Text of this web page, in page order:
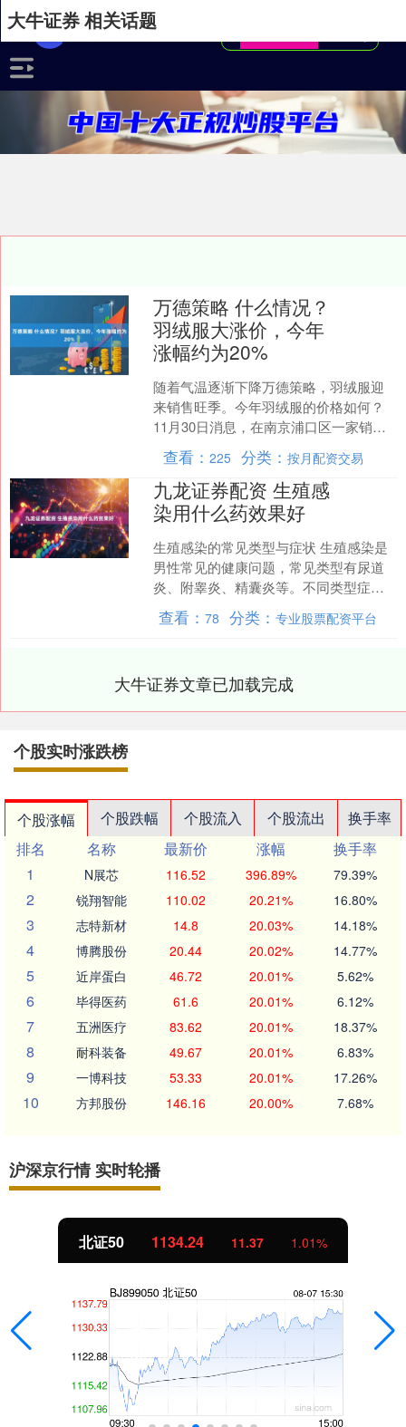
大牛证券 相关话题
万德策略 什么情况？
羽绒服大涨价，今年
涨幅约为20%
随着气温逐渐下降万德策略，羽绒服迎
来销售旺季。今年羽绒服的价格如何？
11月30日消息，在南京浦口区一家销售
羽绒服的门店，记者看到，白鸭绒绒子
含量90%的短款羽....
查看：225 分类：按月配资交易
九龙证券配资 生殖感
染用什么药效果好
生殖感染的常见类型与症状 生殖感染是
男性常见的健康问题，常见类型有尿道
炎、附睾炎、精囊炎等。不同类型症状
有别九龙证券配资，尿道炎可能出现尿
频、尿急、尿痛；附睾炎....
查看：78 分类：专业股票配资平台
大牛证券文章已加载完成
个股实时涨跌榜
个股涨幅 个股跌幅 个股流入 个股流出
换手率
排名
名称 最新价 涨幅
换手率
1
N展芯 116.52 396.89% 79.39%
2 锐翔智能 110.02 20.21% 16.80%
3 志特新材 14.8 20.03% 14.18%
4 博腾股份 20.44 20.02% 14.77%
5 近岸蛋白 46.72 20.01% 5.62%
6 毕得医药 61.6 20.01% 6.12%
7 五洲医疗 83.62 20.01% 18.37%
8 耐科装备 49.67 20.01% 6.83%
9 一博科技 53.33 20.01% 17.26%
10 方邦股份 146.16 20.00% 7.68%
沪深京行情 实时轮播
北证50 1134.24 11.37 1.01%